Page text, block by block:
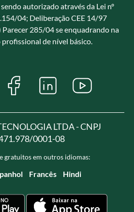
autorizado através da Lei nº
04; Deliberação CEE 14/97
Parecer 285/04 se enquadrando na
de nível básico.
LTDA - CNPJ
0001-08
gratuitos em outros idiomas:
Francês Hindi